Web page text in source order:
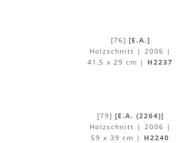
[76] [E.A.]
Holzschnitt | 2006 |
41,5 x 29 cm |
H2237
[79] [E.A. (2264)]
Holzschnitt | 2006 |
59 x 39 cm |
H2240